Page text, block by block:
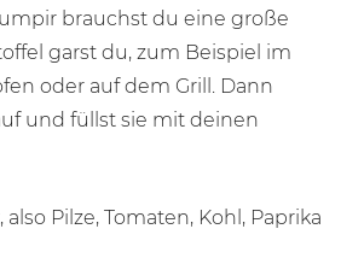
brauchst du eine große
garst du, zum Beispiel im
oder auf dem Grill. Dann
und füllst sie mit deinen
Pilze, Tomaten, Kohl, Paprika